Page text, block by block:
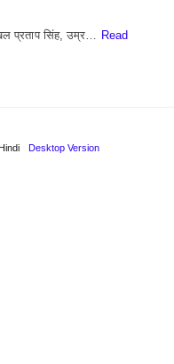
प्रताप सिंह, उम्र… Read
Desktop Version